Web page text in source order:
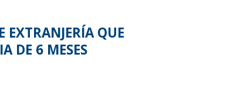
QUE
DE 6 MESES